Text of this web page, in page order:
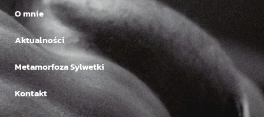
O mnie
Aktualności
Metamorfoza Sylwetki
Kontakt